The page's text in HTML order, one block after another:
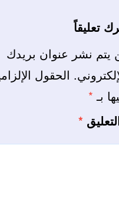
تعليقاً
يتم نشر عنوان بريدك
الحقول
بـ *
*